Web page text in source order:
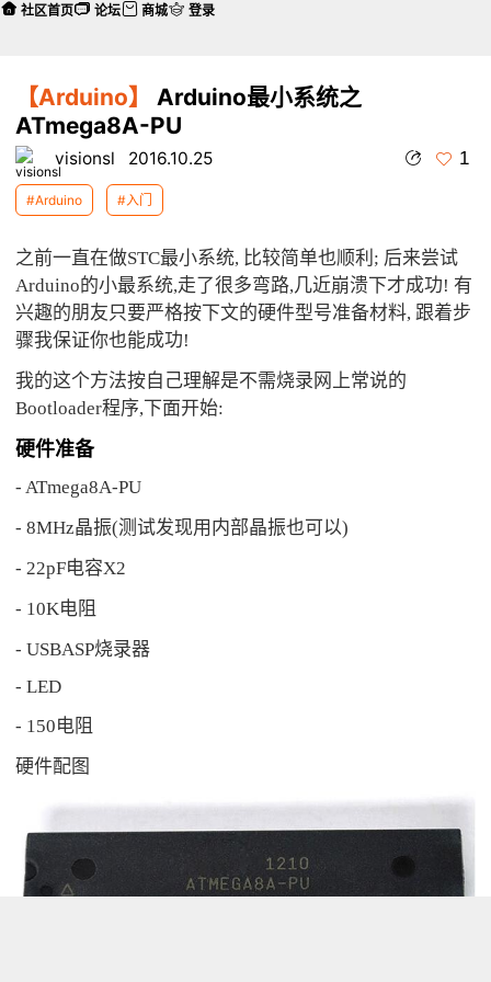
【Arduino】
Arduino最小系统之
ATmega8A-PU
visionsl 2016.10.25 1
#Arduino #入门
之前一直在做STC最小系统, 比较简单也顺利; 后来尝试
Arduino的小最系统,走了很多弯路,几近崩溃下才成功! 有
兴趣的朋友只要严格按下文的硬件型号准备材料, 跟着步
骤我保证你也能成功!
我的这个方法按自己理解是不需烧录网上常说的
Bootloader程序,下面开始:​
硬件准备
- ATmega8A-PU
- 8MHz晶振(测试发现用内部晶振也可以)
- 22pF电容X2
- 10K电阻
- USBASP烧录器
- LED
- 150电阻
硬件配图
社区首页 论坛 商城 登录